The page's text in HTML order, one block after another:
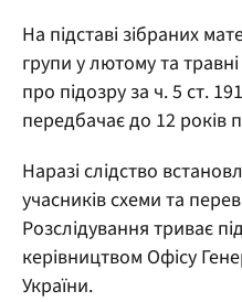
На підставі зібраних
групи у лютому та
про підозру за ч. 5 ст.
передбачає до 12 років
Наразі слідство
учасників схеми та
Розслідування триває
керівництвом Офісу
України.